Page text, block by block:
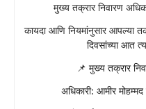
मुख्य तक्रार निवारण
​कायदा आणि नियमांनुसार आपल्या
दिवसांच्या आत
​📌 मुख्य तक्रार
​अधिकारी: आमीर